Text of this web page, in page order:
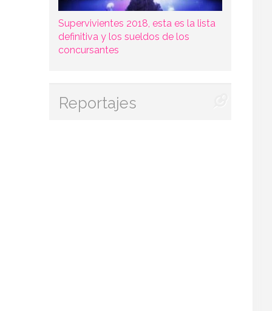
Supervivientes 2018, esta es la lista
definitiva y los sueldos de los
concursantes
Reportajes